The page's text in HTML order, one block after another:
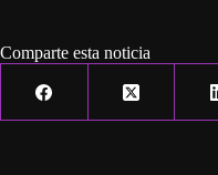
Comparte esta noticia